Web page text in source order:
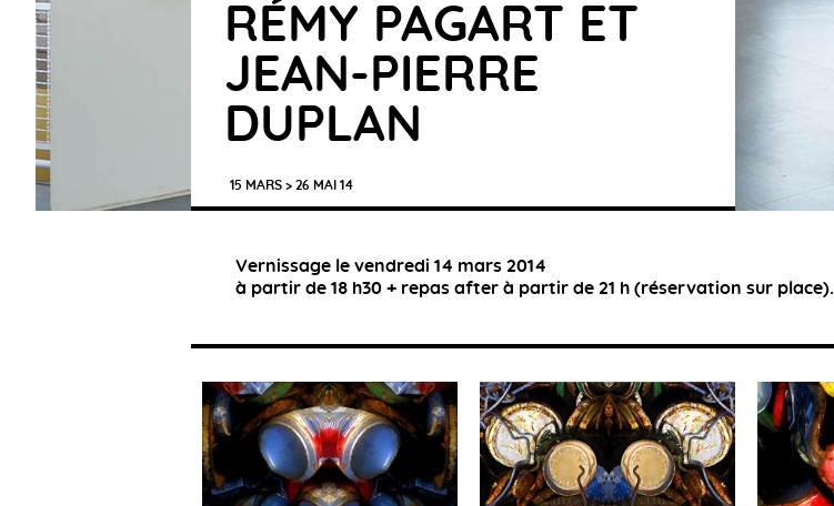
RÉMY PAGART ET
JEAN-PIERRE
DUPLAN
15 MARS > 26 MAI 14
Vernissage le vendredi 14 mars 2014
à partir de 18 h30 + repas after à partir de 21 h (réservation sur place).